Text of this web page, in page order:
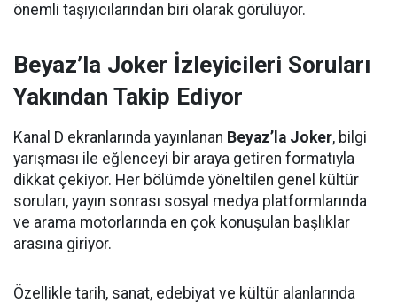
önemli taşıyıcılarından biri olarak görülüyor.
Beyaz’la Joker İzleyicileri Soruları
Yakından Takip Ediyor
Kanal D ekranlarında yayınlanan Beyaz’la Joker, bilgi
yarışması ile eğlenceyi bir araya getiren formatıyla
dikkat çekiyor. Her bölümde yöneltilen genel kültür
soruları, yayın sonrası sosyal medya platformlarında
ve arama motorlarında en çok konuşulan başlıklar
arasına giriyor.
Özellikle tarih, sanat, edebiyat ve kültür alanlarında